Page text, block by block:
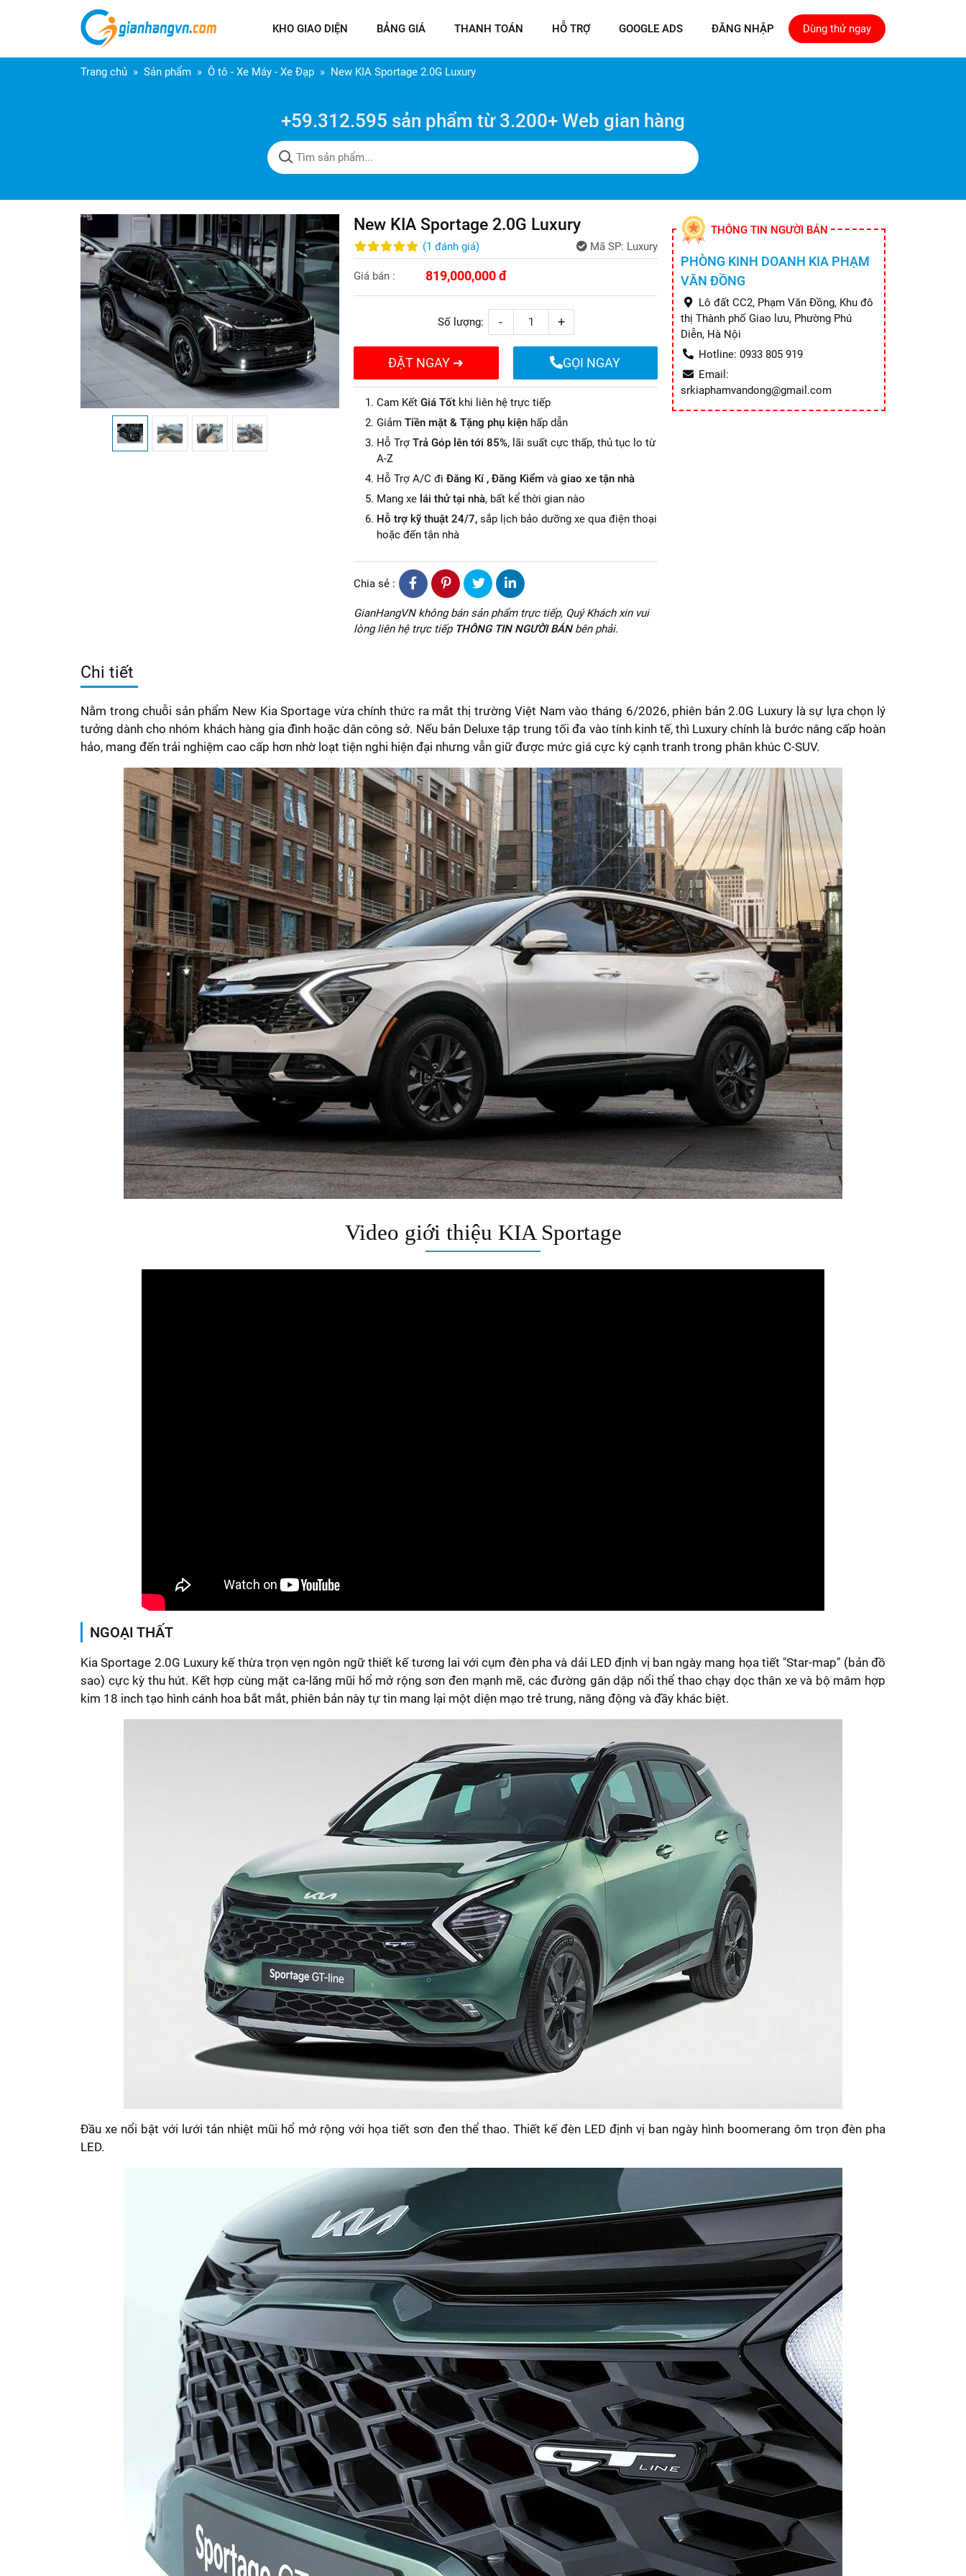
KHO GIAO DIỆN BẢNG GIÁ THANH TOÁN HỖ TRỢ GOOGLE ADS ĐĂNG NHẬP Dùng thử ngay
Trang chủ Sản phẩm Ô tô - Xe Máy - Xe Đạp New KIA Sportage 2.0G Luxury
+59.312.595 sản phẩm từ 3.200+ Web gian hàng
New KIA Sportage 2.0G Luxury
(1 đánh giá) Mã SP: Luxury
Giá bán : 819,000,000 đ
Số lượng: - +
ĐẶT NGAY ➜ GỌI NGAY
Cam Kết Giá Tốt khi liên hệ trực tiếp
Giảm Tiền mặt & Tặng phụ kiện hấp dẫn
Hỗ Trợ Trả Góp lên tới 85%, lãi suất cực thấp, thủ tục lo từ
A-Z
Hỗ Trợ A/C đi Đăng Kí , Đăng Kiểm và giao xe tận nhà
Mang xe lái thử tại nhà, bất kể thời gian nào
Hỗ trợ kỹ thuật 24/7, sắp lịch bảo dưỡng xe qua điện thoại
hoặc đến tận nhà
Chia sẻ :
GianHangVN không bán sản phẩm trực tiếp, Quý Khách xin vui
lòng liên hệ trực tiếp THÔNG TIN NGƯỜI BÁNbên phải.
THÔNG TIN NGƯỜI BÁN
PHÒNG KINH DOANH KIA PHẠM
VĂN ĐỒNG
Lô đất CC2, Phạm Văn Đồng, Khu đô
thị Thành phố Giao lưu, Phường Phú
Diễn, Hà Nội
Hotline: 0933 805 919
Email:
srkiaphamvandong@gmail.com
Chi tiết
Nằm trong chuỗi sản phẩm New Kia Sportage vừa chính thức ra mắt thị trường Việt Nam vào tháng 6/2026, phiên bản 2.0G Luxury là sự lựa chọn lý
tưởng dành cho nhóm khách hàng gia đình hoặc dân công sở. Nếu bản Deluxe tập trung tối đa vào tính kinh tế, thì Luxury chính là bước nâng cấp hoàn
hảo, mang đến trải nghiệm cao cấp hơn nhờ loạt tiện nghi hiện đại nhưng vẫn giữ được mức giá cực kỳ cạnh tranh trong phân khúc C-SUV.
Video giới thiệu KIA Sportage
NGOẠI THẤT
Kia Sportage 2.0G Luxury kế thừa trọn vẹn ngôn ngữ thiết kế tương lai với cụm đèn pha và dải LED định vị ban ngày mang họa tiết "Star-map" (bản đồ
sao) cực kỳ thu hút. Kết hợp cùng mặt ca-lăng mũi hổ mở rộng sơn đen mạnh mẽ, các đường gân dập nổi thể thao chạy dọc thân xe và bộ mâm hợp
kim 18 inch tạo hình cánh hoa bắt mắt, phiên bản này tự tin mang lại một diện mạo trẻ trung, năng động và đầy khác biệt.
Đầu xe nổi bật với lưới tản nhiệt mũi hổ mở rộng với họa tiết sơn đen thể thao. Thiết kế đèn LED định vị ban ngày hình boomerang ôm trọn đèn pha
LED.